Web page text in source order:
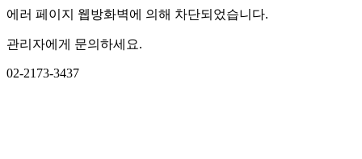
에러 페이지 웹방화벽에 의해 차단되었습니다.
관리자에게 문의하세요.
02-2173-3437